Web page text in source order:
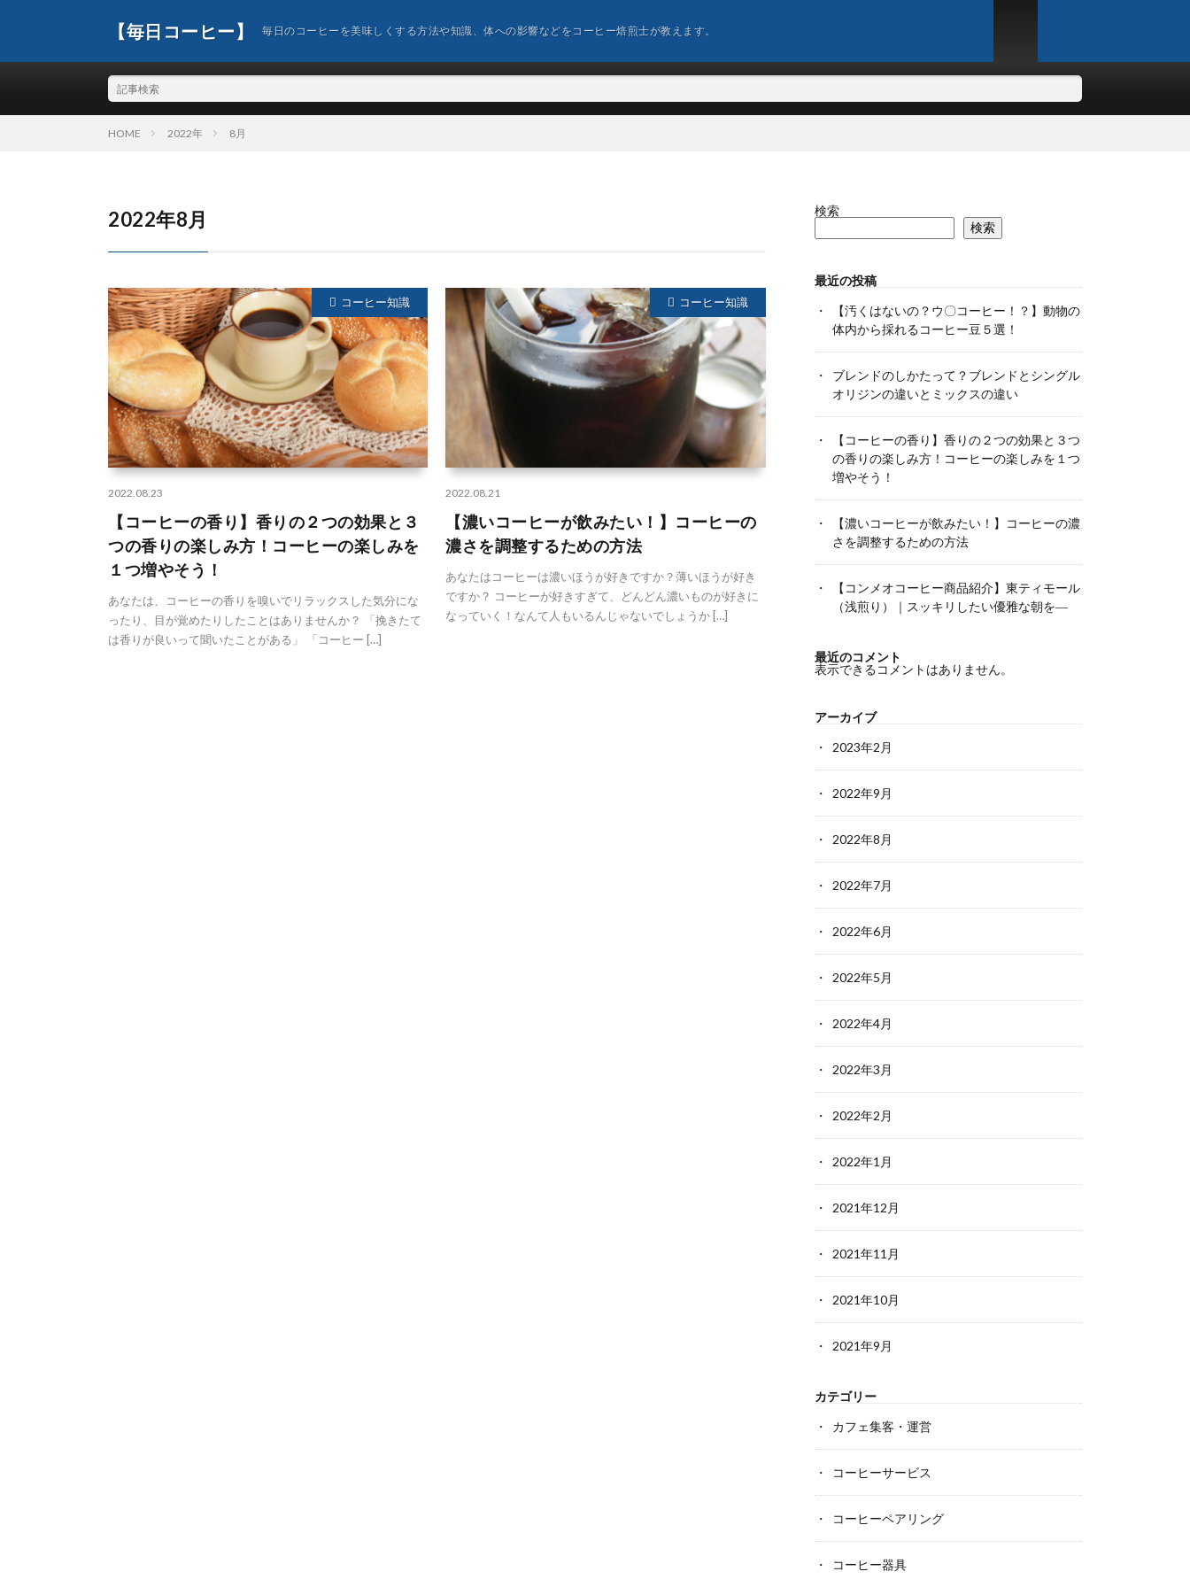
【毎日コーヒー】 毎日のコーヒーを美味しくする方法や知識、体への影響などをコーヒー焙煎士が教えます。
HOME 2022年 8月
2022年8月
コーヒー知識
2022.08.23
【コーヒーの香り】香りの２つの効果と３
つの香りの楽しみ方！コーヒーの楽しみを
１つ増やそう！
あなたは、コーヒーの香りを嗅いでリラックスした気分にな
ったり、目が覚めたりしたことはありませんか？ 「挽きたて
は香りが良いって聞いたことがある」 「コーヒー […]
コーヒー知識
2022.08.21
【濃いコーヒーが飲みたい！】コーヒーの
濃さを調整するための方法
あなたはコーヒーは濃いほうが好きですか？薄いほうが好き
ですか？ コーヒーが好きすぎて、どんどん濃いものが好きに
なっていく！なんて人もいるんじゃないでしょうか […]
検索
検索
最近の投稿
【汚くはないの？ウ〇コーヒー！？】動物の
体内から採れるコーヒー豆５選！
ブレンドのしかたって？ブレンドとシングル
オリジンの違いとミックスの違い
【コーヒーの香り】香りの２つの効果と３つ
の香りの楽しみ方！コーヒーの楽しみを１つ
増やそう！
【濃いコーヒーが飲みたい！】コーヒーの濃
さを調整するための方法
【コンメオコーヒー商品紹介】東ティモール
（浅煎り）｜スッキリしたい優雅な朝を―
最近のコメント
表示できるコメントはありません。
アーカイブ
2023年2月
2022年9月
2022年8月
2022年7月
2022年6月
2022年5月
2022年4月
2022年3月
2022年2月
2022年1月
2021年12月
2021年11月
2021年10月
2021年9月
カテゴリー
カフェ集客・運営
コーヒーサービス
コーヒーペアリング
コーヒー器具